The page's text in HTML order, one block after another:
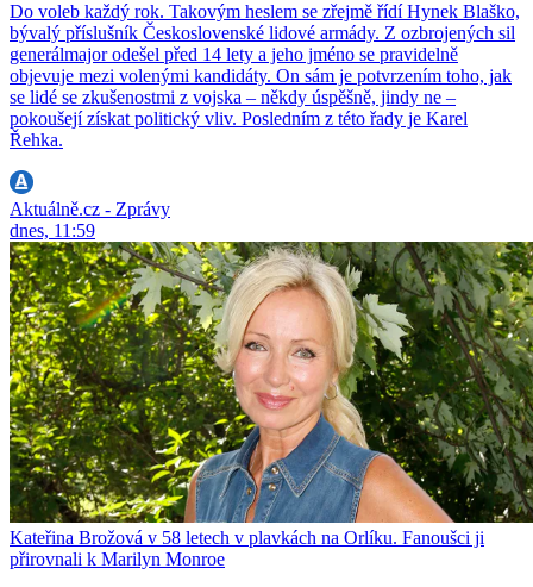
Do voleb každý rok. Takovým heslem se zřejmě řídí Hynek Blaško,
bývalý příslušník Československé lidové armády. Z ozbrojených sil
generálmajor odešel před 14 lety a jeho jméno se pravidelně
objevuje mezi volenými kandidáty. On sám je potvrzením toho, jak
se lidé se zkušenostmi z vojska – někdy úspěšně, jindy ne –
pokoušejí získat politický vliv. Posledním z této řady je Karel
Řehka.
Aktuálně.cz - Zprávy
dnes, 11:59
Kateřina Brožová v 58 letech v plavkách na Orlíku. Fanoušci ji
přirovnali k Marilyn Monroe